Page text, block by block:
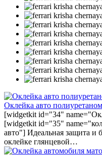
Оклейка авто
[widgetkit id="34"
[widgetkit id="35"
авто"] Идеальная защита и
оклейке глянцевой…